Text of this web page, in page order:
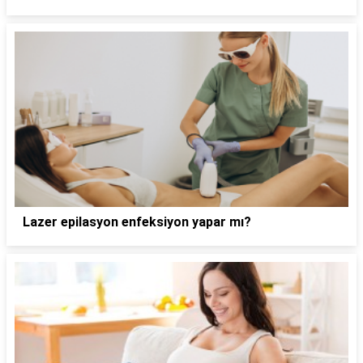
Lazer epilasyon enfeksiyon yapar mı?